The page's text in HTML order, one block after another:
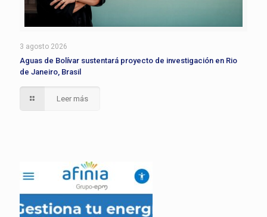
3 agosto 2026
Aguas de Bolívar sustentará proyecto de investigación en Rio
de Janeiro, Brasil
Leer más